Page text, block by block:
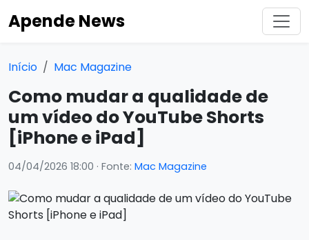
Apende News
Início Mac Magazine
Como mudar a qualidade de
um vídeo do YouTube Shorts
[iPhone e iPad]
04/04/2026 18:00 · Fonte: Mac Magazine